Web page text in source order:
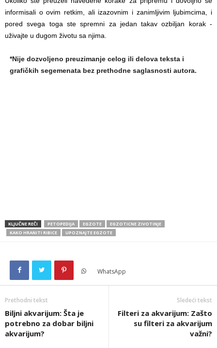
informisali o ovim retkim, ali izazovnim i zanimljivim ljubimcima, i
pored svega toga ste spremni za jedan takav ozbiljan korak -
uživajte u dugom životu sa njima.
*Nije dozvoljeno preuzimanje celog ili delova teksta i
grafičkih segemenata bez prethodne saglasnosti autora.
KLJUČNE REČI PETOPEDIJA EGZOTE
EGZOTICNE ZIVOTINJE
KAKO HRANITI RIBICE
UPOZNAJTE EGZOTE
WhatsApp
Prethodni tekst
Biljni akvarijum: Šta je
potrebno za dobar biljni
akvarijum?
Sledeći tekst
Filteri za akvarijum: Zašto
su filteri za akvarijum
važni?